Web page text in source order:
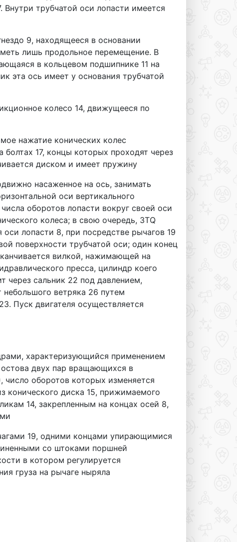
трубчатой оси лопасти имеется
9, находящееся в основании
лишь продольное перемещение. В
в кольцевом подшипнике 11 на
эта ось имеет у основания трубчатой
колесо 14, движущееся по
нажатие конических колес
17, концы которых проходят через
диском и имеет пружину
насаженное на ось, занимать
оси вертикального
оборотов лопасти вокруг своей оси
колеса; в свою очередь, 3TQ
лопасти 8, при посредстве рычагов 19
поверхности трубчатой оси; один конец
вилкой, нажимающей на
пресса, цилиндр коего
через сальник 22 под давлением,
небольшого ветряка 26 путем
Пуск двигателя осуществляется
характеризующийся применением
остова двух пар вращающихся в
оборотов которых изменяется
конического диска 15, прижимаемого
14, закрепленным на концах осей 8,
19, одними концами упирающимися
со штоками поршней
в котором регулируется
груза на рычаге ныряла